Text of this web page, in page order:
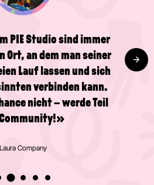
PIE Studio sind immer
Ort, an dem man seiner
Lauf lassen und sich
verbinden kann.
nicht – werde Teil
Laura Company